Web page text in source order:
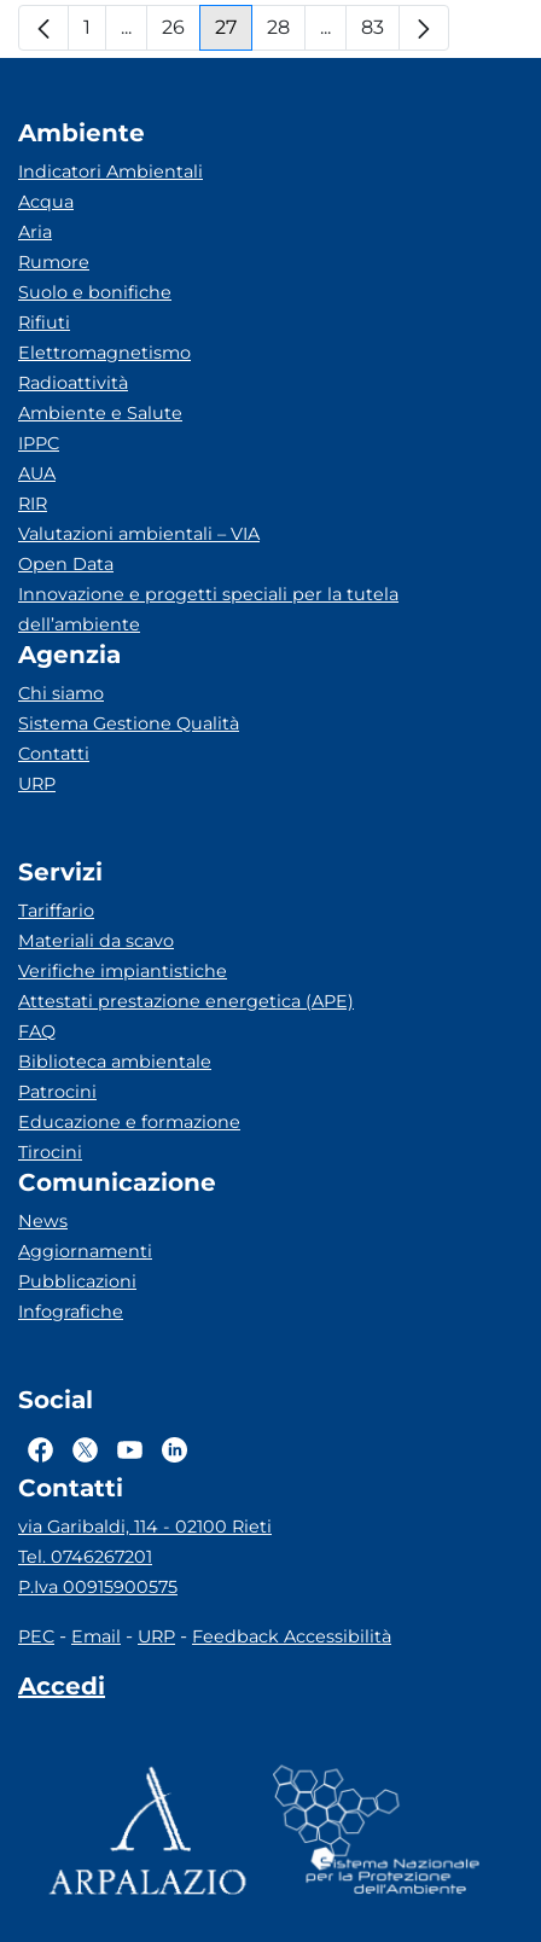
Pagina
1 ...Pagine intermedie
Pagina
26 Pagina
27 Pagina
28 ...Pagine intermedie
Pagina
83
Ambiente
Indicatori Ambientali
Acqua
Aria
Rumore
Suolo e bonifiche
Rifiuti
Elettromagnetismo
Radioattività
Ambiente e Salute
IPPC
AUA
RIR
Valutazioni ambientali – VIA
Open Data
Innovazione e progetti speciali per la tutela
dell’ambiente
Agenzia
Chi siamo
Sistema Gestione Qualità
Contatti
URP
Servizi
Tariffario
Materiali da scavo
Verifiche impiantistiche
Attestati prestazione energetica (APE)
FAQ
Biblioteca ambientale
Patrocini
Educazione e formazione
Tirocini
Comunicazione
News
Aggiornamenti
Pubblicazioni
Infografiche
Social
Contatti
via Garibaldi, 114 - 02100 Rieti
Tel. 0746267201
P.Iva 00915900575
PEC - Email - URP - Feedback Accessibilità
Accedi